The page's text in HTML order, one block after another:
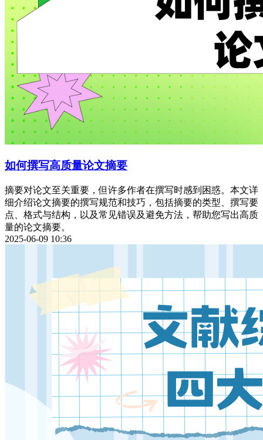
如何撰写高质量论文摘要
摘要对论文至关重要，但许多作者在撰写时感到困惑。本文详
细介绍论文摘要的撰写规范和技巧，包括摘要的类型、撰写要
点、格式与结构，以及常见错误及避免方法，帮助您写出高质
量的论文摘要。
2025-06-09 10:36